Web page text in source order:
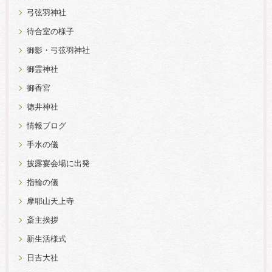
弓弦羽神社
待合室の様子
御影・弓弦羽神社
御霊神社
御香宮
徳井神社
情報ブログ
手水の儀
披露宴会場に出発
指輪の儀
摩耶山天上寺
斎主挨拶
新生活様式
日吉大社